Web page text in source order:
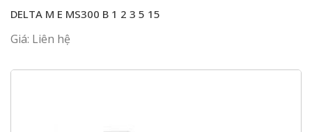
DELTA M E MS300 B 1 2 3 5 15
Giá: Liên hệ